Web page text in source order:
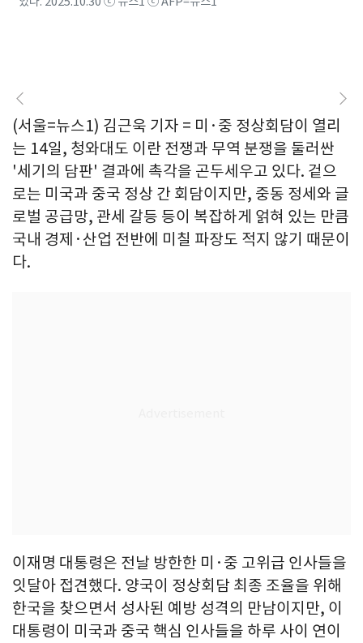
(서울=뉴스1) 김근욱 기자 = 미·중 정상회담이 열리
는 14일, 청와대도 이란 전쟁과 무역 분쟁을 둘러싼
'세기의 담판' 결과에 촉각을 곤두세우고 있다. 겉으
로는 미국과 중국 정상 간 회담이지만, 중동 정세와 글
로벌 공급망, 관세 갈등 등이 복잡하게 얽혀 있는 만큼
국내 경제·산업 전반에 미칠 파장도 적지 않기 때문이
다.
이재명 대통령은 전날 방한한 미·중 고위급 인사들을
잇달아 접견했다. 양국이 정상회담 최종 조율을 위해
한국을 찾으면서 성사된 예방 성격의 만남이지만, 이
대통령이 미국과 중국 핵심 인사들을 하루 사이 연이